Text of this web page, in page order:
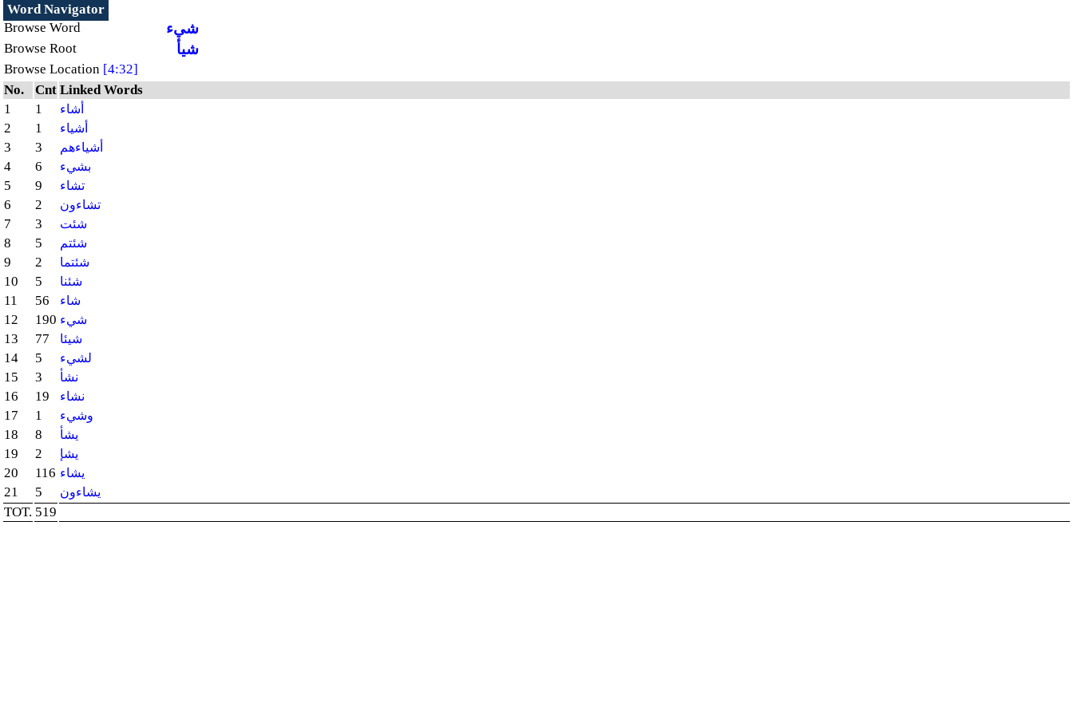
Word Navigator
Browse Word
شيء
Browse Root شيأ
Browse Location [4:32]
No.
Cnt Linked Words
1
1 أشاء
2 1 أشياء
3 3 أشياءهم
4 6 بشيء
5 9 تشاء
6 2 تشاءون
7 3 شئت
8 5 شئتم
9 2 شئتما
10 5 شئنا
11 56 شاء
12 190 شيء
13 77 شيئا
14 5 لشيء
15 3 نشأ
16 19 نشاء
17 1 وشيء
18 8 يشأ
19 2 يشإ
20 116 يشاء
21 5 يشاءون
TOT. 519